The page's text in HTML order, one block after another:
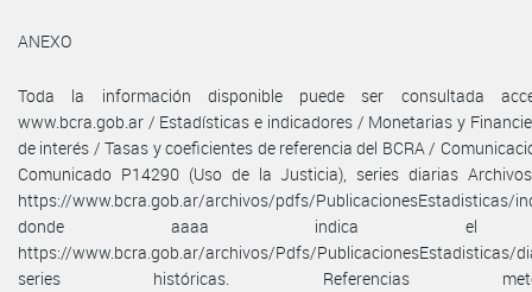
ANEXO
Toda la información disponible puede ser consultada
www.bcra.gob.ar / Estadísticas e indicadores / Monetarias y
de interés / Tasas y coeficientes de referencia del BCRA /
Comunicado P14290 (Uso de la Justicia), series diarias
https://www.bcra.gob.ar/archivos/pdfs/PublicacionesEstadisticas/
donde aaaa indica el
https://www.bcra.gob.ar/archivos/Pdfs/PublicacionesEstadisticas/
series históricas. Referencias